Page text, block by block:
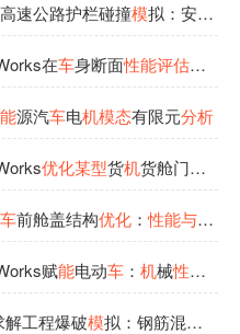
高速公路护栏碰撞模拟：安全
在车身断面性能评估中的
能源汽车电机模态有限元分析
优化某型货机货舱门机
车前舱盖结构优化：性能与安全
赋能电动车： 机械性能
解工程爆破模拟：钢筋混凝土结构抗爆